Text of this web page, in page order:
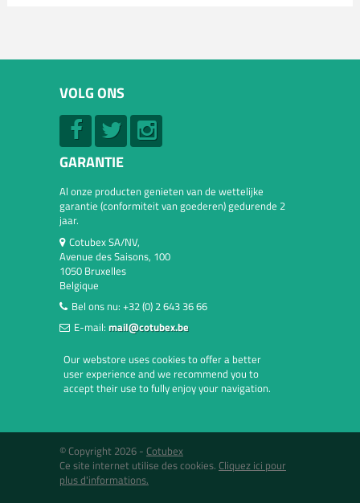
VOLG ONS
GARANTIE
Al onze producten genieten van de wettelijke
garantie (conformiteit van goederen) gedurende 2
jaar.
Cotubex SA/NV,
Avenue des Saisons, 100
1050 Bruxelles
Belgique
Bel ons nu: +32 (0) 2 643 36 66
E-mail: mail@cotubex.be
Our webstore uses cookies to offer a better
user experience and we recommend you to
accept their use to fully enjoy your navigation.
© Copyright 2026 - Cotubex
Ce site internet utilise des cookies. Cliquez ici pour
plus d'informations.